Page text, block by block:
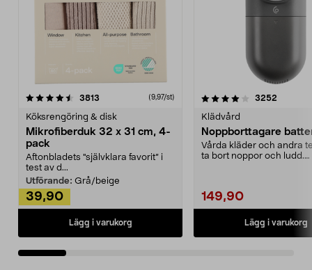
3813 (9,97/st)
Köksrengöring & disk
Mikrofiberduk 32 x 31 cm, 4-
pack
Aftonbladets "självklara favorit” i
test av d...
Utförande: Grå/beige
39,90
Lägg i varukorg
4.0av 5 stjärnor 3252
Klädvård
Noppborttagare
Vårda kläder och andra
ta bort noppor och ludd.
149,90
Lägg i varukorg
4.5av 5 stjärnor